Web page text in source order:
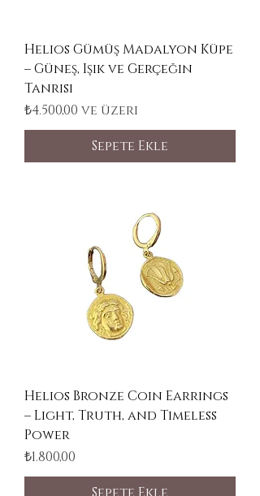
Helios Gümüş Madalyon Küpe
– Güneş, Işık ve Gerçeğin
Tanrısı
₺4.500,00 ve üzeri
İndirimli Fiyat
Sepete Ekle
Helios Bronze Coin Earrings
– Light, Truth, and Timeless
Power
Fiyat
₺1.800,00